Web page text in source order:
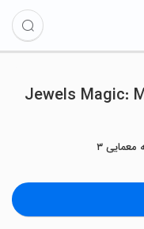
Jewels Magic:
۳